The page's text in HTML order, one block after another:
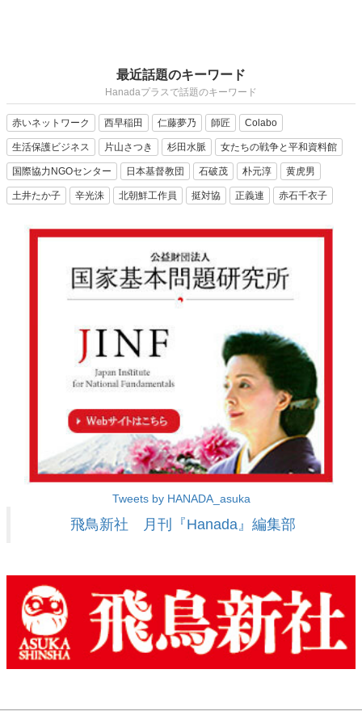
最近話題のキーワード
Hanadaプラスで話題のキーワード
赤いネットワーク 西早稲田 仁藤夢乃 師匠 Colabo
生活保護ビジネス 片山さつき 杉田水脈 女たちの戦争と平和資料館
国際協力NGOセンター 日本基督教団 石破茂 朴元淳 黄虎男
土井たか子 辛光洙 北朝鮮工作員 挺対協 正義連 赤石千衣子
Tweets by HANADA_asuka
飛鳥新社 月刊『Hanada』編集部